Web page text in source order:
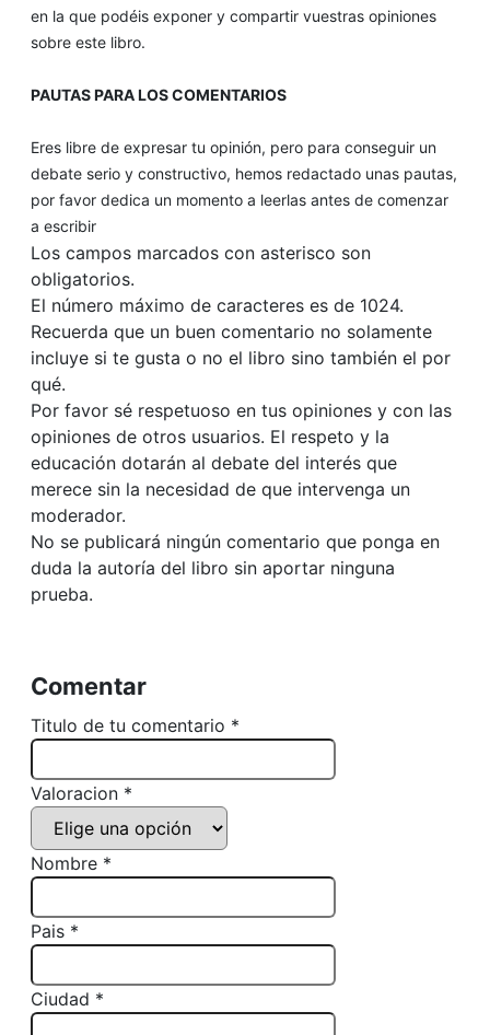
en la que podéis exponer y compartir vuestras opiniones
sobre este libro.
PAUTAS PARA LOS COMENTARIOS
Eres libre de expresar tu opinión, pero para conseguir un
debate serio y constructivo, hemos redactado unas pautas,
por favor dedica un momento a leerlas antes de comenzar
a escribir
Los campos marcados con asterisco son
obligatorios.
El número máximo de caracteres es de 1024.
Recuerda que un buen comentario no solamente
incluye si te gusta o no el libro sino también el por
qué.
Por favor sé respetuoso en tus opiniones y con las
opiniones de otros usuarios. El respeto y la
educación dotarán al debate del interés que
merece sin la necesidad de que intervenga un
moderador.
No se publicará ningún comentario que ponga en
duda la autoría del libro sin aportar ninguna
prueba.
Comentar
Titulo de tu comentario *
Valoracion *
Nombre *
Pais *
Ciudad *